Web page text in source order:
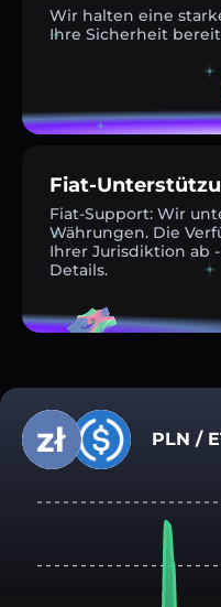
Wir halten eine
Ihre Sicherheit
Fiat-
Fiat-Support: Wir
Währungen. Die
Ihrer Jurisdiktion ab
Details.
PLN /